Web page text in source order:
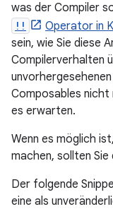
was der Compiler
!! Operator in
sein, wie Sie diese
Compilerverhalten
Composables nicht
es erwarten.
Wenn es möglich
machen, sollten Sie
Der folgende
eine als